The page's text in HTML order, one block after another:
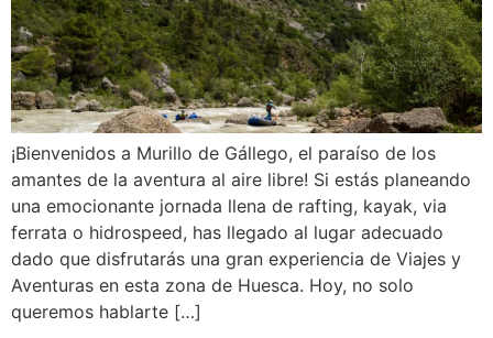
¡Bienvenidos a Murillo de Gállego, el paraíso de los
amantes de la aventura al aire libre! Si estás planeando
una emocionante jornada llena de rafting, kayak, via
ferrata o hidrospeed, has llegado al lugar adecuado
dado que disfrutarás una gran experiencia de Viajes y
Aventuras en esta zona de Huesca. Hoy, no solo
queremos hablarte […]